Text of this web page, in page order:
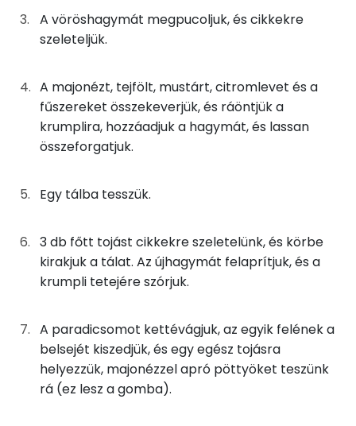
45g vöröshagyma
16 kcal
69gtojás
25g paradicsom
5 kcal
46g újhagyma
9 kcal
20g csemegeuborka
20g majonéz
5gmustár
3 kcal
0g só
0 kcal
0gfekete bors
0 kcal
Foszfor
Nátrium
Kálcium
Magnézium
Szelén
Kolin:
C vitamin:
Niacin - B3 vitamin:
E vitamin:
B6 vitamin:
A vöröshagymát megpucoljuk, és cikkekre
szeleteljük.
A majonézt, tejfölt, mustárt, citromlevet és a
fűszereket összekeverjük, és ráöntjük a
krumplira, hozzáadjuk a hagymát, és lassan
összeforgatjuk.
Egy tálba tesszük.
3 db főtt tojást cikkekre szeletelünk, és körbe
kirakjuk a tálat. Az újhagymát felaprítjuk, és a
krumpli tetejére szórjuk.
A paradicsomot kettévágjuk, az egyik felének a
belsejét kiszedjük, és egy egész tojásra
helyezzük, majonézzel apró pöttyöket teszünk
rá (ez lesz a gomba).